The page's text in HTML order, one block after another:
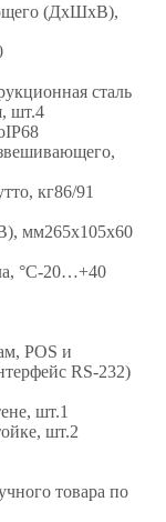
(ДхШхВ),
сталь
шт.4
кг86/91
мм265x105x60
°С-20…+40
POS и
RS-232)
шт.1
шт.2
товара по